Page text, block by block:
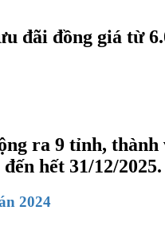
đãi đồng giá từ
ra 9 tỉnh,
hết 31/12/2025.
2024